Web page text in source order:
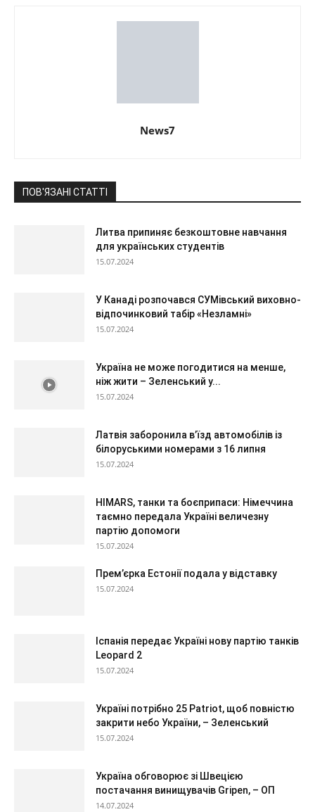
News7
ПОВ'ЯЗАНІ СТАТТІ
Литва припиняє безкоштовне навчання
для українських студентів
15.07.2024
У Канаді розпочався СУМівський виховно-
відпочинковий табір «Незламні»
15.07.2024
Україна не може погодитися на менше,
ніж жити – Зеленський у...
15.07.2024
Латвія заборонила в’їзд автомобілів із
білоруськими номерами з 16 липня
15.07.2024
HIMARS, танки та боєприпаси: Німеччина
таємно передала Україні величезну
партію допомоги
15.07.2024
Прем’єрка Естонії подала у відставку
15.07.2024
Іспанія передає Україні нову партію танків
Leopard 2
15.07.2024
Україні потрібно 25 Patriot, щоб повністю
закрити небо України, – Зеленський
15.07.2024
Україна обговорює зі Швецією
постачання винищувачів Gripen, – ОП
14.07.2024